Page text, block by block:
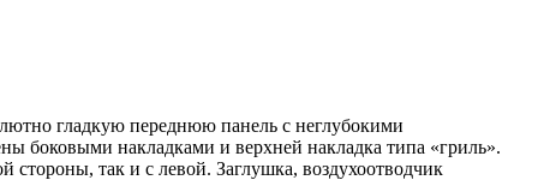
гладкую переднюю панель с неглубокими
боковыми накладками и верхней накладка типа «гриль».
так и с левой. Заглушка, воздухоотводчик